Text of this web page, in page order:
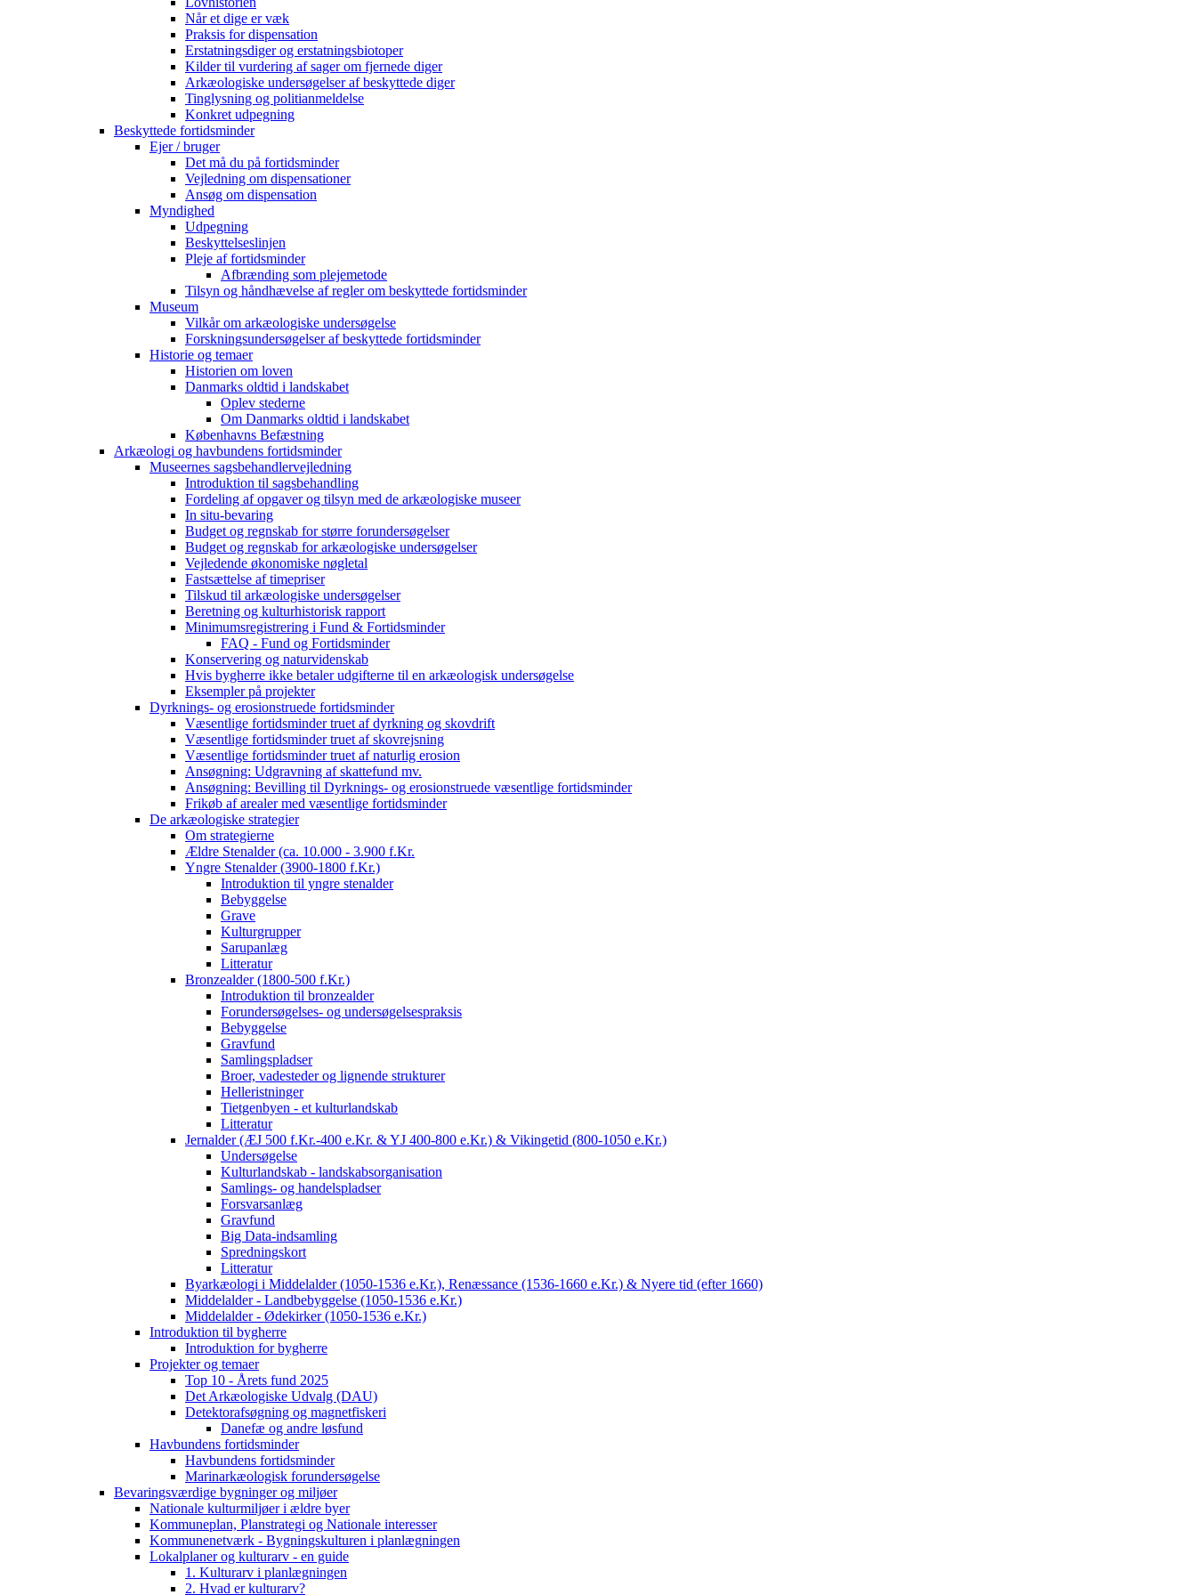
Når et dige er væk
Praksis for dispensation
Erstatningsdiger og erstatningsbiotoper
Kilder til vurdering af sager om fjernede diger
Arkæologiske undersøgelser af beskyttede diger
Tinglysning og politianmeldelse
Konkret udpegning
Beskyttede fortidsminder
Ejer / bruger
Det må du på fortidsminder
Vejledning om dispensationer
Ansøg om dispensation
Myndighed
Udpegning
Beskyttelseslinjen
Pleje af fortidsminder
Afbrænding som plejemetode
Tilsyn og håndhævelse af regler om beskyttede fortidsminder
Museum
Vilkår om arkæologiske undersøgelse
Forskningsundersøgelser af beskyttede fortidsminder
Historie og temaer
Historien om loven
Danmarks oldtid i landskabet
Oplev stederne
Om Danmarks oldtid i landskabet
Københavns Befæstning
Arkæologi og havbundens fortidsminder
Museernes sagsbehandlervejledning
Introduktion til sagsbehandling
Fordeling af opgaver og tilsyn med de arkæologiske museer
In situ-bevaring
Budget og regnskab for større forundersøgelser
Budget og regnskab for arkæologiske undersøgelser
Vejledende økonomiske nøgletal
Fastsættelse af timepriser
Tilskud til arkæologiske undersøgelser
Beretning og kulturhistorisk rapport
Minimumsregistrering i Fund & Fortidsminder
FAQ - Fund og Fortidsminder
Konservering og naturvidenskab
Hvis bygherre ikke betaler udgifterne til en arkæologisk undersøgelse
Eksempler på projekter
Dyrknings- og erosionstruede fortidsminder
Væsentlige fortidsminder truet af dyrkning og skovdrift
Væsentlige fortidsminder truet af skovrejsning
Væsentlige fortidsminder truet af naturlig erosion
Ansøgning: Udgravning af skattefund mv.
Ansøgning: Bevilling til Dyrknings- og erosionstruede væsentlige fortidsminder
Frikøb af arealer med væsentlige fortidsminder
De arkæologiske strategier
Om strategierne
Ældre Stenalder (ca. 10.000 - 3.900 f.Kr.
Yngre Stenalder (3900-1800 f.Kr.)
Introduktion til yngre stenalder
Bebyggelse
Grave
Kulturgrupper
Sarupanlæg
Litteratur
Bronzealder (1800-500 f.Kr.)
Introduktion til bronzealder
Forundersøgelses- og undersøgelsespraksis
Bebyggelse
Gravfund
Samlingspladser
Broer, vadesteder og lignende strukturer
Helleristninger
Tietgenbyen - et kulturlandskab
Litteratur
Jernalder (ÆJ 500 f.Kr.-400 e.Kr. & YJ 400-800 e.Kr.) & Vikingetid (800-1050 e.Kr.)
Undersøgelse
Kulturlandskab - landskabsorganisation
Samlings- og handelspladser
Forsvarsanlæg
Gravfund
Big Data-indsamling
Spredningskort
Litteratur
Byarkæologi i Middelalder (1050-1536 e.Kr.), Renæssance (1536-1660 e.Kr.) & Nyere tid (efter 1660)
Middelalder - Landbebyggelse (1050-1536 e.Kr.)
Middelalder - Ødekirker (1050-1536 e.Kr.)
Introduktion til bygherre
Introduktion for bygherre
Projekter og temaer
Top 10 - Årets fund 2025
Det Arkæologiske Udvalg (DAU)
Detektorafsøgning og magnetfiskeri
Danefæ og andre løsfund
Havbundens fortidsminder
Havbundens fortidsminder
Marinarkæologisk forundersøgelse
Bevaringsværdige bygninger og miljøer
Nationale kulturmiljøer i ældre byer
Kommuneplan, Planstrategi og Nationale interesser
Kommunenetværk - Bygningskulturen i planlægningen
Lokalplaner og kulturarv - en guide
1. Kulturarv i planlægningen
2. Hvad er kulturarv?